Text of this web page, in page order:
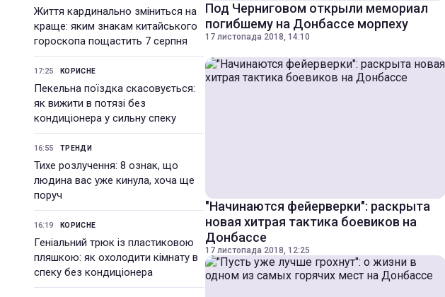
Життя кардинально зміниться на
краще: яким знакам китайського
гороскопа пощастить 7 серпня
17:25 КОРИСНЕ
Пекельна поїздка скасовується:
як вижити в потязі без
кондиціонера у сильну спеку
16:55 ТРЕНДИ
Тихе розлучення: 8 ознак, що
людина вас уже кинула, хоча ще
поруч
16:19 КОРИСНЕ
Геніальний трюк із пластиковою
пляшкою: як охолодити кімнату в
спеку без кондиціонера
Под Черниговом открыли мемориал
погибшему на Донбассе морпеху
17 листопада 2018, 14:10
"Начинаются фейерверки": раскрыта
новая хитрая тактика боевиков на
Донбассе
17 листопада 2018, 12:25